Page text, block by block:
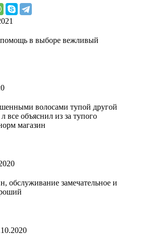
в выборе вежливый
волосами тупой другой
все объяснил из за тупого
магазин
обслуживание замечательное и